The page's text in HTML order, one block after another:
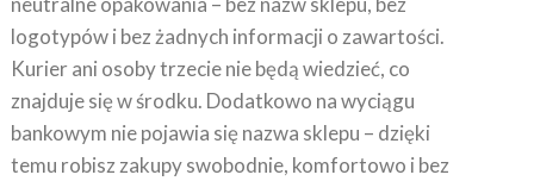
logotypów i bez żadnych informacji o zawartości.
Kurier ani osoby trzecie nie będą wiedzieć, co
znajduje się w środku. Dodatkowo na wyciągu
bankowym nie pojawia się nazwa sklepu – dzięki
temu robisz zakupy swobodnie, komfortowo i bez
obaw o prywatność.